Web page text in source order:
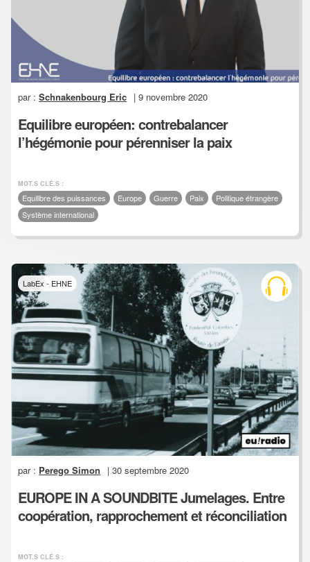
par :Schnakenbourg Eric | 9 novembre 2020
Equilibre européen: contrebalancer
l’hégémonie pour pérenniser la paix
MOT.S CLÉ.S :
Equilibre des puissances Europe Guerre Paix
Politique étrangère
Système international
LabEx - EHNE
par : Perego Simon | 30 septembre 2020
EUROPE IN A SOUNDBITE Jumelages. Entre
coopération, rapprochement et réconciliation
MOT.S CLÉ.S :